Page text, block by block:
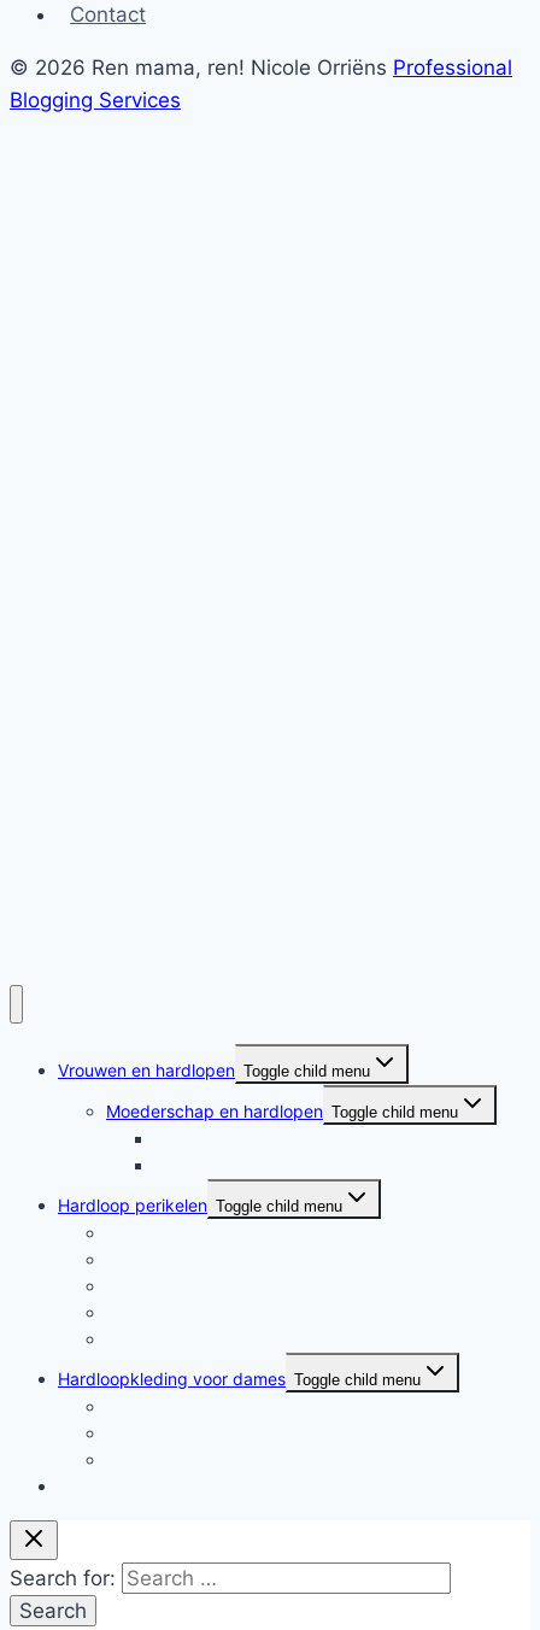
Contact
© 2026 Ren mama, ren! Nicole Orriëns Professional
Blogging Services
Vrouwen en hardlopen Toggle child menu
Moederschap en hardlopen Toggle child menu
Hardloop perikelen Toggle child menu
Hardloopkleding voor dames Toggle child menu
Search for: